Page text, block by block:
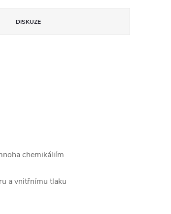
DISKUZE
chemikáliím
a vnitřnímu tlaku